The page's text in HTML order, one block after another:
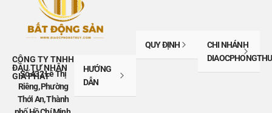
CÔNG TY TNHH
ĐẦU TƯ NHÂN
GIA PHÁT
Số 432 Lê Thị
Riêng, Phường
Thới An, Thành
HƯỚNG
DẪN
QUY ĐỊNH
CHI NHÁNH